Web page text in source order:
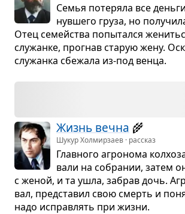
Семья поте­ряла все
нув­шего груза, но
Отец семейства попы­тался
слу­жанке, про­гнав ста­рую жену.
слу­жанка сбе­жала из-под венца.
Жизнь вечна 🌾
Шукур Холмирзаев · рассказ
Глав­ного агро­нома
вали на собра­нии, затем
с женой, и та ушла, забрав дочь.
вал, пред­ста­вил свою смерть и
надо исправ­лять при жизни.